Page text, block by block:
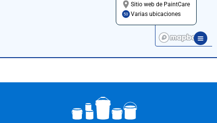
Sitio web de PaintCare
Varias ubicaciones